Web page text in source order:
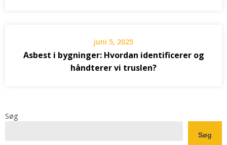
juni 5, 2025
Asbest i bygninger: Hvordan identificerer og
håndterer vi truslen?
Søg
Søg